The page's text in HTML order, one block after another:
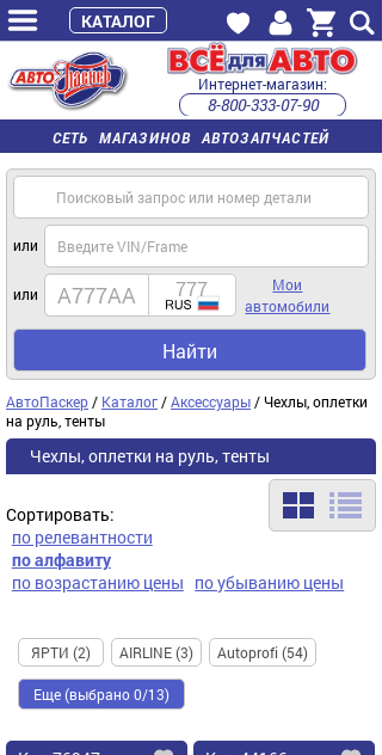
СЕТЬ МАГАЗИНОВ АВТОЗАПЧАСТЕЙ
Интернет-магазин:
8-800-333-07-90
часы работы с 9:00 до 22:00 (пн-пт)
или
или
Мои
автомобили
Найти
АвтоПаскер / Каталог /Аксессуары / Чехлы, оплетки
на руль, тенты
Чехлы, оплетки на руль, тенты
Сортировать:
по релевантности
по алфавиту
по возрастанию цены по убыванию цены
ЯРТИ (2) AIRLINE (3) Autoprofi (54)
Еще (выбрано 0/13)
КАТАЛОГ